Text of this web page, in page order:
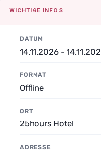
WICHTIGE INFOS
DATUM
14.11.2026 -
FORMAT
Offline
ORT
25hours Hotel
ADRESSE